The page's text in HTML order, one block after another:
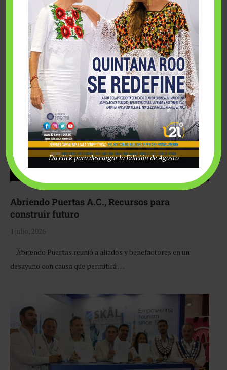
Fairmont Mayakoba y Make-A-Wish México unieron
esfuerzos para hacer realidad el deseo de una …
Abriendo Puertas A.C., Recursos para
construir futuro
1 julio, 2026
Abriendo Puertas reunió a aliados y benefactores en un
desayuno con causa que permitirá …
Da click para descargar la Edición de Agosto